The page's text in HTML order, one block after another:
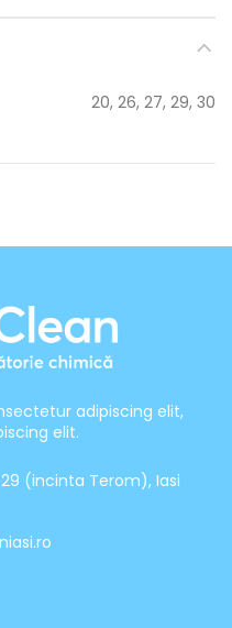
20, 26, 27, 29, 30
adipiscing elit,
elit.
(incinta Terom), Iasi